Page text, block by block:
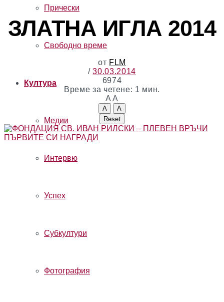
Прически
Свободно време
Култура
Медии
Интервю
Успех
Субкултури
Фотография
ЗЛАТНА ИГЛА 2014
от FLM
30.03.2014
6974
Време за четене: 1 мин.
A A
A
A
Reset